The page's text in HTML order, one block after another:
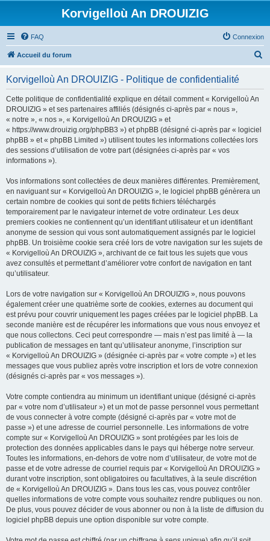
Korvigelloù An DROUIZIG
FAQ Connexion
Accueil du forum
Korvigelloù An DROUIZIG - Politique de confidentialité
Cette politique de confidentialité explique en détail comment « Korvigelloù An
DROUIZIG » et ses partenaires affiliés (désignés ci-après par « nous »,
« notre », « nos », « Korvigelloù An DROUIZIG » et
« https://www.drouizig.org/phpBB3 ») et phpBB (désigné ci-après par « logiciel
phpBB » et « phpBB Limited ») utilisent toutes les informations collectées lors
des sessions d’utilisation de votre part (désignées ci-après par « vos
informations »).
Vos informations sont collectées de deux manières différentes. Premièrement,
en naviguant sur « Korvigelloù An DROUIZIG », le logiciel phpBB génèrera un
certain nombre de cookies qui sont de petits fichiers téléchargés
temporairement par le navigateur internet de votre ordinateur. Les deux
premiers cookies ne contiennent qu’un identifiant utilisateur et un identifiant
anonyme de session qui vous sont automatiquement assignés par le logiciel
phpBB. Un troisième cookie sera créé lors de votre navigation sur les sujets de
« Korvigelloù An DROUIZIG », archivant de ce fait tous les sujets que vous
avez consultés et permettant d’améliorer votre confort de navigation en tant
qu’utilisateur.
Lors de votre navigation sur « Korvigelloù An DROUIZIG », nous pouvons
également créer une quatrième sorte de cookies, externes au document qui
est prévu pour couvrir uniquement les pages créées par le logiciel phpBB. La
seconde manière est de récupérer les informations que vous nous envoyez et
que nous collectons. Ceci peut correspondre — mais n’est pas limité à — la
publication de messages en tant qu’utilisateur anonyme, l’inscription sur
« Korvigelloù An DROUIZIG » (désignée ci-après par « votre compte ») et les
messages que vous publiez après votre inscription et lors de votre connexion
(désignés ci-après par « vos messages »).
Votre compte contiendra au minimum un identifiant unique (désigné ci-après
par « votre nom d’utilisateur ») et un mot de passe personnel vous permettant
de vous connecter à votre compte (désigné ci-après par « votre mot de
passe ») et une adresse de courriel personnelle. Les informations de votre
compte sur « Korvigelloù An DROUIZIG » sont protégées par les lois de
protection des données applicables dans le pays qui héberge notre serveur.
Toutes les informations, en-dehors de votre nom d’utilisateur, de votre mot de
passe et de votre adresse de courriel requis par « Korvigelloù An DROUIZIG »
durant votre inscription, sont obligatoires ou facultatives, à la seule discrétion
de « Korvigelloù An DROUIZIG ». Dans tous les cas, vous pouvez contrôler
quelles informations de votre compte vous souhaitez rendre publiques ou non.
De plus, vous pouvez décider de vous abonner ou non à la liste de diffusion du
logiciel phpBB depuis une option disponible sur votre compte.